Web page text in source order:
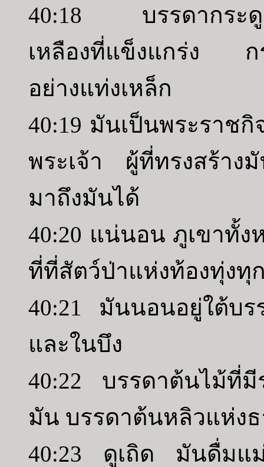
40:18 บรรดากระดูก
เหลืองที่แข็งแกร่ง ก
อย่างแท่งเหล็ก
40:19 มันเป็นพระราช
พระเจ้า ผู้ที่ทรงสร้าง
มาถึงมันได้
40:20 แน่นอน ภูเขาทั้
ที่ที่สัตว์ป่าแห่งท้องทุ่งทุ
40:21 มันนอนอยู่ใต้บร
และในบึง
40:22 บรรดาต้นไม้ที่มี
มัน บรรดาต้นหลิวแห่ง
40:23 ดูเถิด มันดื่มแ